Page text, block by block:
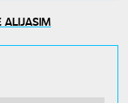
ALIJASIM